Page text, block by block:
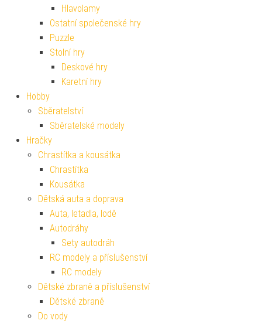
Hlavolamy
Ostatní společenské hry
Puzzle
Stolní hry
Deskové hry
Karetní hry
Hobby
Sběratelství
Sběratelské modely
Hračky
Chrastítka a kousátka
Chrastítka
Kousátka
Dětská auta a doprava
Auta, letadla, lodě
Autodráhy
Sety autodráh
RC modely a příslušenství
RC modely
Dětské zbraně a příslušenství
Dětské zbraně
Do vody